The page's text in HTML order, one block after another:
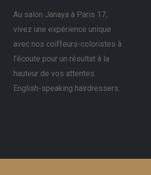
Au salon Janaya à Paris 17,
vivez une expérience unique
avec nos coiffeurs-coloristes à
l’écoute pour un résultat à la
hauteur de vos attentes.
English-speaking hairdressers.